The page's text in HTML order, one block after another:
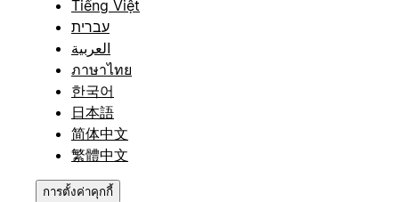
Tiếng Việt
עברית
العربية
ภาษาไทย
한국어
日本語
简体中文
繁體中文
การตั้งค่าคุกกี้